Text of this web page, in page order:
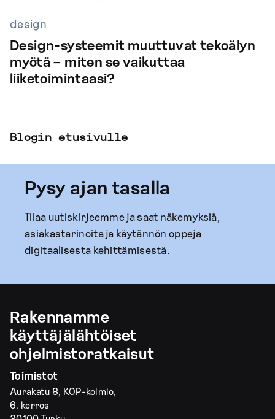
design
Design-systeemit muuttuvat tekoälyn
myötä – miten se vaikuttaa
liiketoimintaasi?
Blogin etusivulle
Pysy ajan tasalla
Tilaa uutiskirjeemme ja saat näkemyksiä,
asiakastarinoita ja käytännön oppeja
digitaalisesta kehittämisestä.
Toimistot
Aurakatu 8, KOP-kolmio,
6. kerros
Rakennamme
käyttäjälähtöiset
ohjelmistoratkaisut